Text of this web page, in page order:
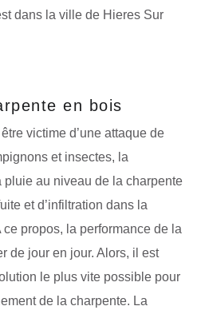
dans la ville de Hieres Sur
en bois
victime d’une attaque de
et insectes, la
pluie au niveau de la charpente
et d’infiltration dans la
propos, la performance de la
de jour en jour. Alors, il est
le plus vite possible pour
de la charpente. La